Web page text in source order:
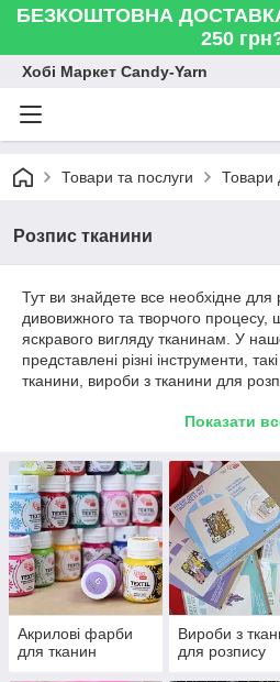
БЕЗКОШТОВНА
250
Хобі Маркет Candy-Yarn
Товари та послуги Товари
Розпис тканини
Тут ви знайдете все необхідне для
дивовижного та творчого процесу,
яскравого вигляду тканинам. У
представлені різні інструменти,
тканини, вироби з тканини для
заняття, яке дозволить вам
неповторний стиль та характер.
розкрийте свій талант розпису з
аксесуарами для розпису тканини!
Показати
Акрилові фарби
для тканин
Вироби з
для розпису